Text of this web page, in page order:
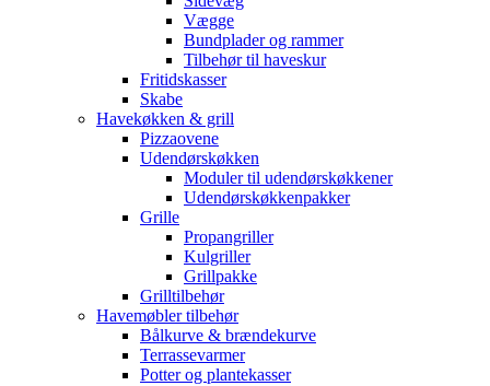
Vægge
Bundplader og rammer
Tilbehør til haveskur
Fritidskasser
Skabe
Havekøkken & grill
Pizzaovene
Udendørskøkken
Moduler til udendørskøkkener
Udendørskøkkenpakker
Grille
Propangriller
Kulgriller
Grillpakke
Grilltilbehør
Havemøbler tilbehør
Bålkurve & brændekurve
Terrassevarmer
Potter og plantekasser